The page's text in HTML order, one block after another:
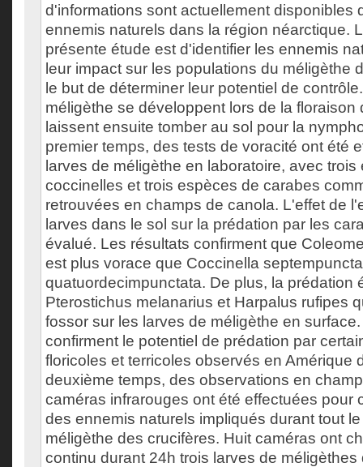
d'informations sont actuellement disponibles
ennemis naturels dans la région néarctique.
présente étude est d'identifier les ennemis
leur impact sur les populations du méligèthe
le but de déterminer leur potentiel de
méligèthe se développent lors de la floraison
laissent ensuite tomber au sol pour la
premier temps, des tests de voracité ont été
larves de méligèthe en laboratoire, avec
coccinelles et trois espèces de carabes
retrouvées en champs de canola. L'effet de
larves dans le sol sur la prédation par les
évalué. Les résultats confirment que
est plus vorace que Coccinella
quatuordecimpunctata. De plus, la prédation
Pterostichus melanarius et Harpalus rufipes
fossor sur les larves de méligèthe en
confirment le potentiel de prédation par
floricoles et terricoles observés en Amérique
deuxième temps, des observations en
caméras infrarouges ont été effectuées pour
des ennemis naturels impliqués durant tout
méligèthe des crucifères. Huit caméras ont
continu durant 24h trois larves de méligèthes